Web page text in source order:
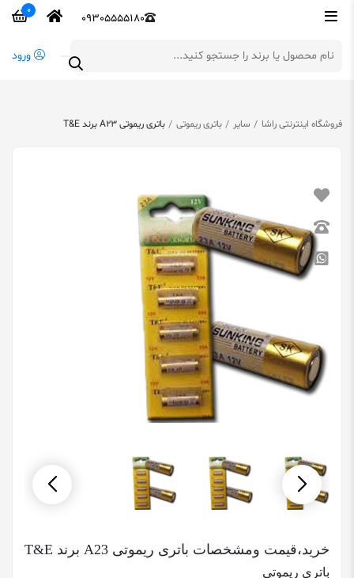
09305555180
0
ورود
فروشگاه اینترنتی راشا سایر باتری ریموتی باتری ریموتی A23 برند T&E
خرید،قیمت ومشخصات باتری ریموتی A23 برند T&E
باتری ریموتی